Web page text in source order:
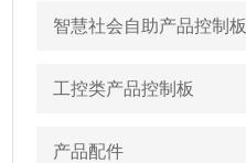
智慧社会自助产品控制板
工控类产品控制板
产品配件